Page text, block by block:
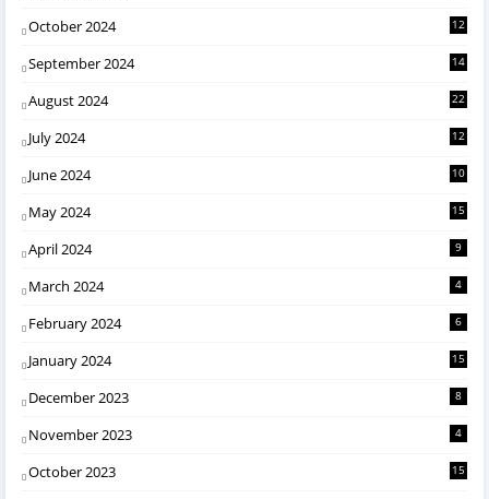
October 2024 12
September 2024 14
August 2024 22
July 2024 12
June 2024 10
May 2024 15
April 2024 9
March 2024 4
February 2024 6
January 2024 15
December 2023 8
November 2023 4
October 2023 15